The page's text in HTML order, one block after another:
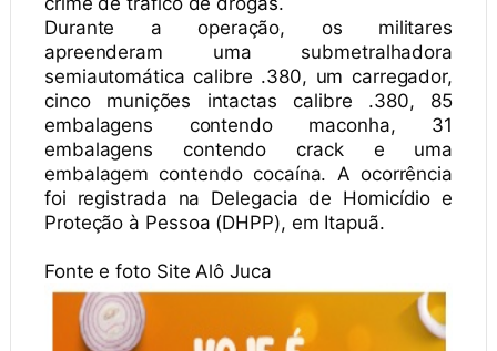
Durante a operação, os militares
apreenderam uma submetralhadora
semiautomática calibre .380, um carregador,
cinco munições intactas calibre .380, 85
embalagens contendo maconha, 31
embalagens contendo crack e uma
embalagem contendo cocaína. A ocorrência
foi registrada na Delegacia de Homicídio e
Proteção à Pessoa (DHPP), em Itapuã.
Fonte e foto Site Alô Juca